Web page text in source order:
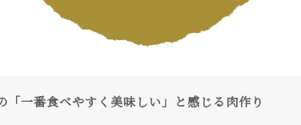
「一番食べやすく美味しい」と感じる肉作り